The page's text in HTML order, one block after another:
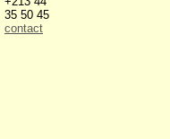
35 50 45
contact